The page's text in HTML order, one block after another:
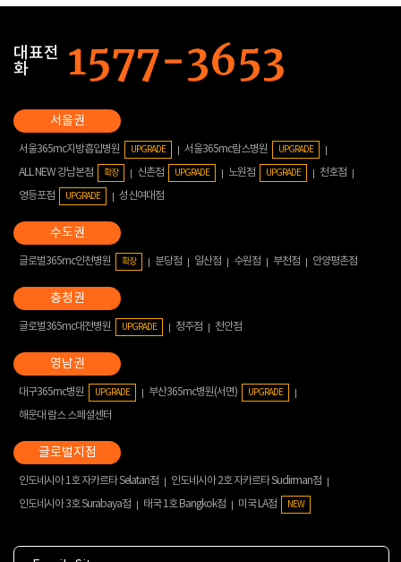
대표전
화
서울365mc지방흡입병원 UPGRADE 서울365mc람스병원 UPGRADE
ALL NEW 강남본점 확장 신촌점 UPGRADE 노원점 UPGRADE
천호점
영등포점
UPGRADE 성신여대점
글로벌365mc인천병원 확장 분당점 일산점 수원점 부천점 안양평촌점
글로벌365mc대전병원 UPGRADE 청주점 천안점
대구365mc병원 UPGRADE 부산365mc병원(서면) UPGRADE
해운대 람스 스페셜센터
인도네시아 1호 자카르타 Selatan점
인도네시아 2호 자카르타 Sudirman점
인도네시아 3호 Surabaya점
태국 1호 Bangkok점 미국 LA점 NEW